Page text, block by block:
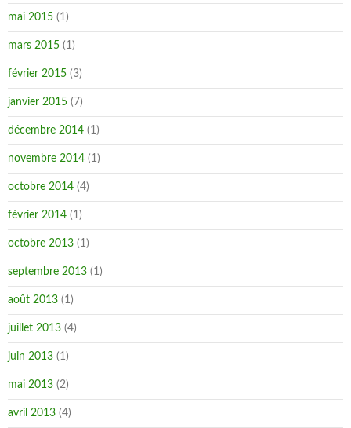
mai 2015 (1)
mars 2015 (1)
février 2015 (3)
janvier 2015 (7)
décembre 2014 (1)
novembre 2014 (1)
octobre 2014 (4)
février 2014 (1)
octobre 2013 (1)
septembre 2013 (1)
août 2013 (1)
juillet 2013 (4)
juin 2013 (1)
mai 2013 (2)
avril 2013 (4)